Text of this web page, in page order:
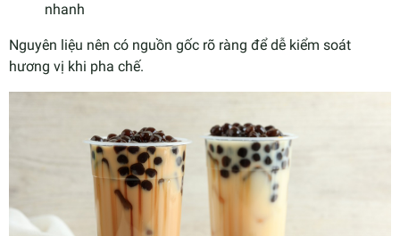
nhanh
Nguyên liệu nên có nguồn gốc rõ ràng để dễ kiểm soát
hương vị khi pha chế.